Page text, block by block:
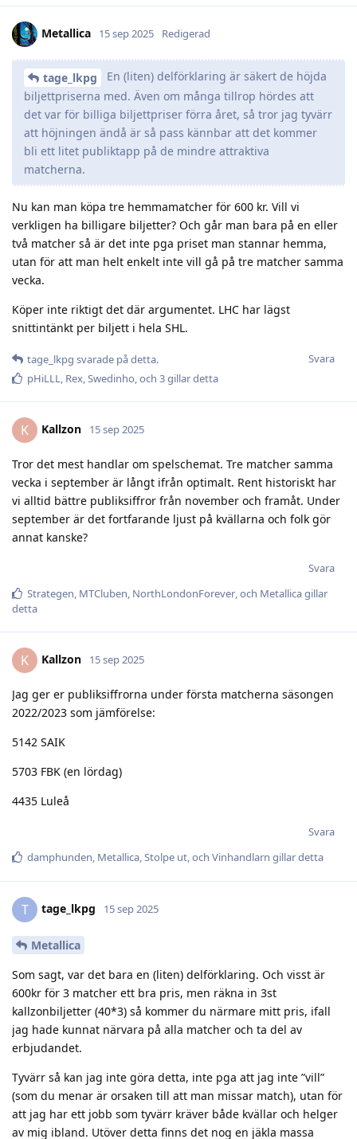
Metallica 15 sep 2025 Redigerad
tage_lkpg
En (liten) delförklaring är säkert de höjda
biljettpriserna med. Även om många tillrop hördes att
det var för billiga biljettpriser förra året, så tror jag tyvärr
att höjningen ändå är så pass kännbar att det kommer
bli ett litet publiktapp på de mindre attraktiva
matcherna.
Nu kan man köpa tre hemmamatcher för 600 kr. Vill vi
verkligen ha billigare biljetter? Och går man bara på en eller
två matcher så är det inte pga priset man stannar hemma,
utan för att man helt enkelt inte vill gå på tre matcher samma
vecka.
Köper inte riktigt det där argumentet. LHC har lägst
snittintänkt per biljett i hela SHL.
Svara
tage_lkpg svarade på detta.
pHiLLL, Rex,Swedinho, och 3gillar detta
K Kallzon 15 sep 2025
Tror det mest handlar om spelschemat. Tre matcher samma
vecka i september är långt ifrån optimalt. Rent historiskt har
vi alltid bättre publiksiffror från november och framåt. Under
september är det fortfarande ljust på kvällarna och folk gör
annat kanske?
Svara
Strategen, MTCluben, NorthLondonForever, och Metallicagillar
detta
K Kallzon 15 sep 2025
Jag ger er publiksiffrorna under första matcherna säsongen
2022/2023 som jämförelse:
5142 SAIK
5703 FBK (en lördag)
4435 Luleå
Svara
damphunden, Metallica,Stolpe ut, och Vinhandlarn gillar detta
T tage_lkpg 15 sep 2025
Metallica
Som sagt, var det bara en (liten) delförklaring. Och visst är
600kr för 3 matcher ett bra pris, men räkna in 3st
kallzonbiljetter (40*3) så kommer du närmare mitt pris, ifall
jag hade kunnat närvara på alla matcher och ta del av
erbjudandet.
Tyvärr så kan jag inte göra detta, inte pga att jag inte ”vill”
(som du menar är orsaken till att man missar match), utan för
att jag har ett jobb som tyvärr kräver både kvällar och helger
av mig ibland. Utöver detta finns det nog en jäkla massa